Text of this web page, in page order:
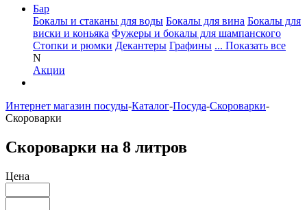
Бар
Бокалы и стаканы для воды Бокалы для вина Бокалы для
виски и коньяка Фужеры и бокалы для шампанского
Стопки и рюмки Декантеры Графины ... Показать все
N
Акции
Интернет магазин посуды-Каталог-Посуда-Скороварки-
Скороварки
Скороварки на 8 литров
Цена